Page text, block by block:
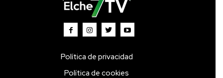
Política de privacidad
Política de cookies